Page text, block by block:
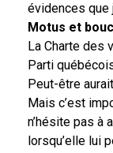
évidences que
Motus et
La Charte des
Parti
Peut-être
Mais c’est
n’hésite pas à
lorsqu’elle lui